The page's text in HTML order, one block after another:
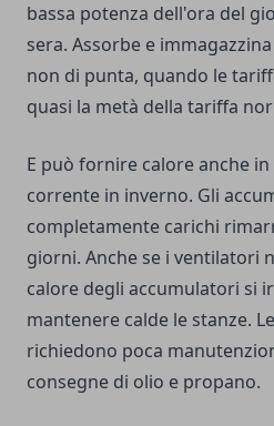
bassa potenza dell'ora del
sera. Assorbe e
non di punta, quando le
quasi la metà della tariffa
E può fornire calore anche
corrente in inverno. Gli
completamente carichi
giorni. Anche se i ventilatori
calore degli accumulatori si
mantenere calde le stanze.
richiedono poca
consegne di olio e propano.